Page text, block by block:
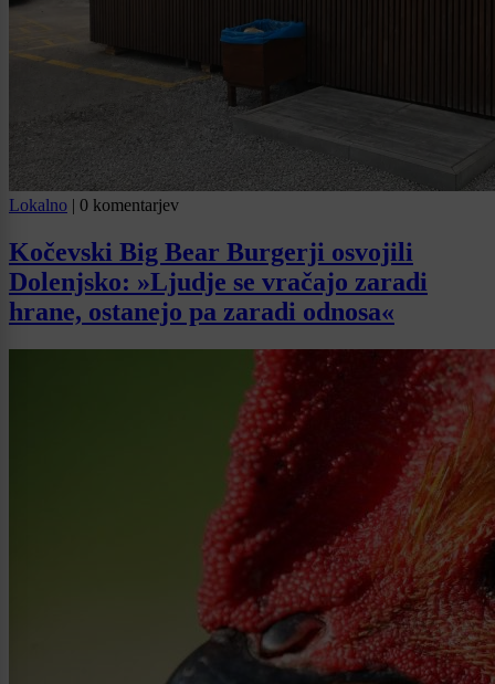
Lokalno | 0 komentarjev
Kočevski Big Bear Burgerji osvojili
Dolenjsko: »Ljudje se vračajo zaradi
hrane, ostanejo pa zaradi odnosa«